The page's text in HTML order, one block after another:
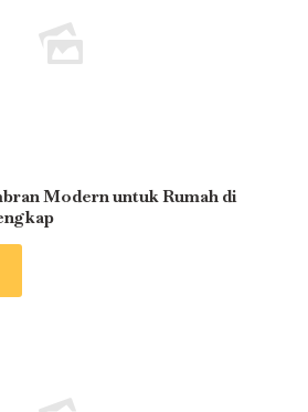
Modern untuk Rumah di